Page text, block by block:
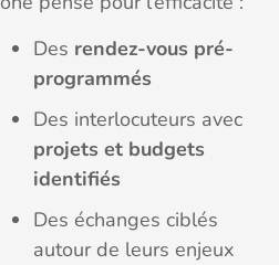
Des rendez-vous pré-
programmés
Des interlocuteurs avec
projets et budgets
identifiés
Des échanges ciblés
autour de leurs enjeux